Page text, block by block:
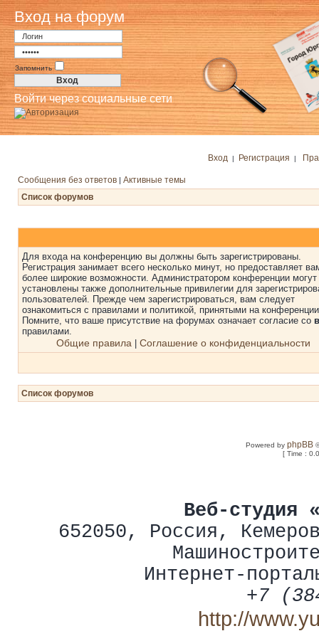
Вход на форум
Запомнить
Войти через социальные сети
Вход | Регистрация |
Сообщения без ответов | Активные темы
Список форумов
Для входа на конференцию вы должны быть зарегистрированы.
Регистрация занимает всего несколько минут, но предоставляет
более широкие возможности. Администратором конференции
установлены также дополнительные привилегии для
пользователей. Прежде чем зарегистрироваться, вам следует
ознакомиться с правилами и политикой, принятыми на
Помните, что ваше присутствие на форумах означает согласие со
правилами.
Общие правила Соглашение о конфиденциальности
Список форумов
Powered byphpBB
[ Time :
Веб-студия
652050, Россия ,
Интернет-
+7
http://